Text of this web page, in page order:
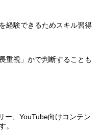
経験できるためスキル習得
重視」かで判断することも
ー、YouTube向けコンテン
。